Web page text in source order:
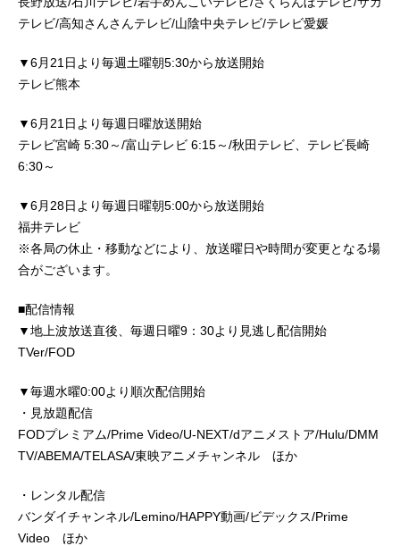
テレビ/高知さんさんテレビ/山陰中央テレビ/テレビ愛媛
▼6月21日より毎週土曜朝5:30から放送開始
テレビ熊本
▼6月21日より毎週日曜放送開始
テレビ宮崎 5:30～/富山テレビ 6:15～/秋田テレビ、テレビ長崎
6:30～
▼6月28日より毎週日曜朝5:00から放送開始
福井テレビ
※各局の休止・移動などにより、放送曜日や時間が変更となる場
合がございます。
■配信情報
▼地上波放送直後、毎週日曜9：30より見逃し配信開始
TVer/FOD
▼毎週水曜0:00より順次配信開始
・見放題配信
FODプレミアム/Prime Video/U-NEXT/dアニメストア/Hulu/DMM
TV/ABEMA/TELASA/東映アニメチャンネル ほか
・レンタル配信
バンダイチャンネル/Lemino/HAPPY動画/ビデックス/Prime
Video ほか